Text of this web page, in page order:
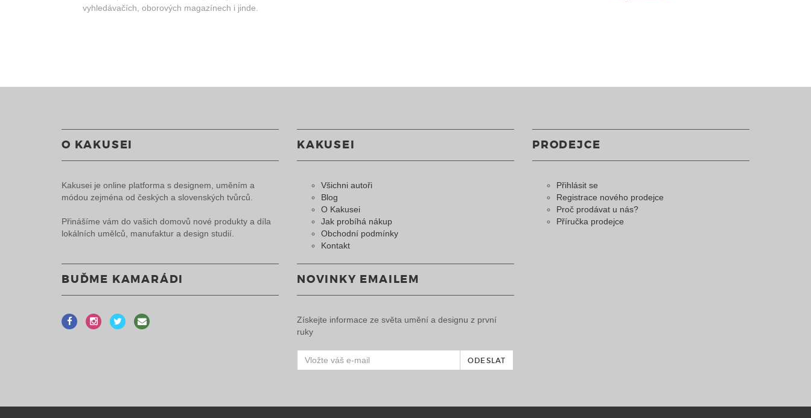
vyhledávačích, oborových magazínech i jinde.
O KAKUSEI
Kakusei je online platforma s designem, uměním a
módou zejména od českých a slovenských tvůrců.
Přinášíme vám do vašich domovů nové produkty a díla
lokálních umělců, manufaktur a design studií.
KAKUSEI
Všichni autoři
Blog
O Kakusei
Jak probíhá nákup
Obchodní podmínky
Kontakt
PRODEJCE
Přihlásit se
Registrace nového prodejce
Proč prodávat u nás?
Příručka prodejce
BUĎME KAMARÁDI NOVINKY EMAILEM
Získejte informace ze světa umění a designu z první
ruky
ODESLAT